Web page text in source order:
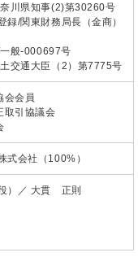
川県知事(2)第30260号
録/関東財務局長（金商）
般-000697号
交通大臣（2）第7775号
会会員
取引協議会
式会社（100%）
）／ 大貫 正則